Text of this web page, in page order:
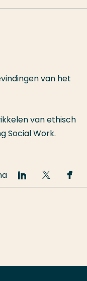
van het
van ethisch
Social Work.
Deel
op
Deel
op